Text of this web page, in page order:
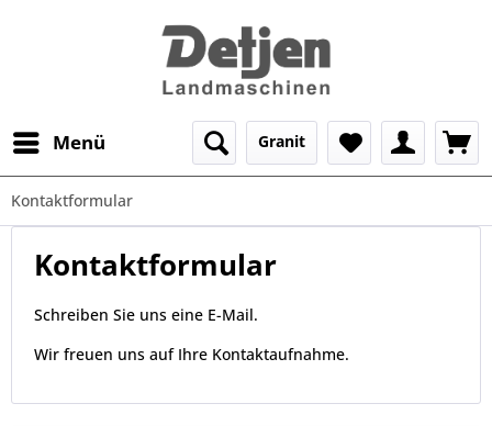
Menü Granit
Kontaktformular
Kontaktformular
Schreiben Sie uns eine E-Mail.
Wir freuen uns auf Ihre Kontaktaufnahme.